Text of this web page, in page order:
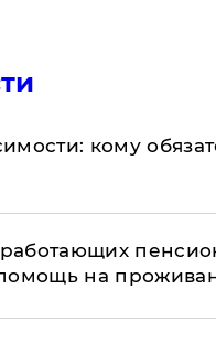
кому
работающих
на